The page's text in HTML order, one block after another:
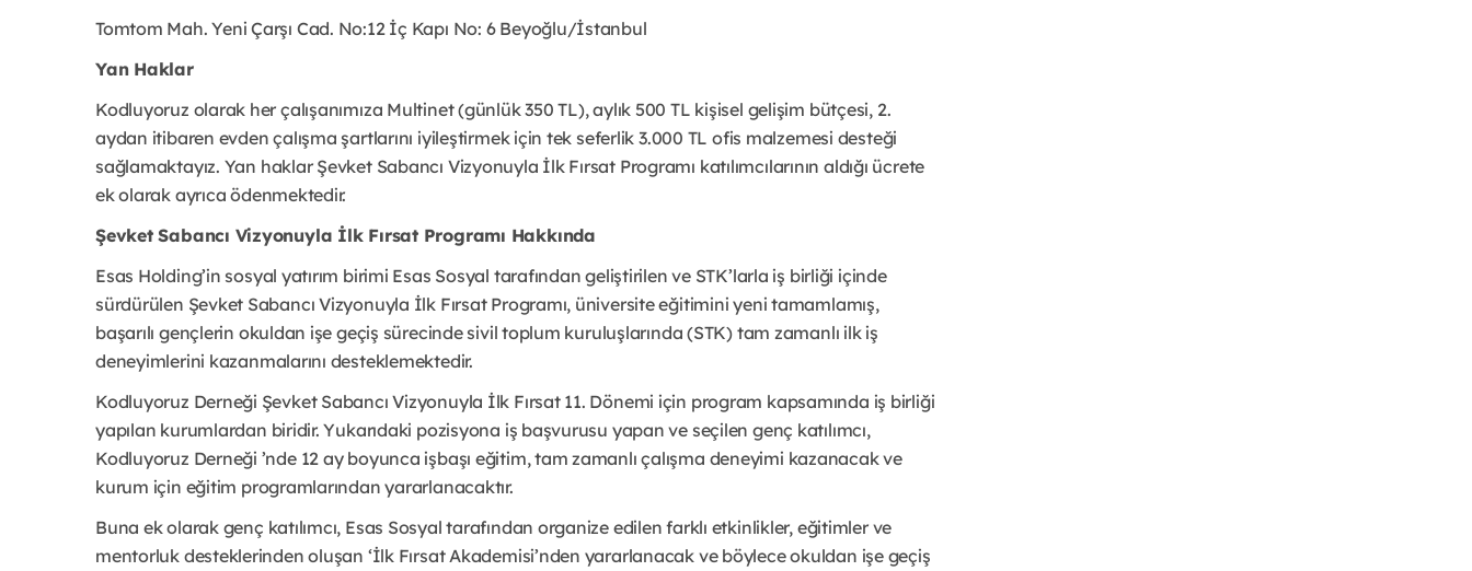
Tomtom Mah. Yeni Çarşı Cad. No:12 İç Kapı No: 6 Beyoğlu/İstanbul
Yan Haklar
Kodluyoruz olarak her çalışanımıza Multinet (günlük 350 TL), aylık 500 TL kişisel gelişim bütçesi, 2.
aydan itibaren evden çalışma şartlarını iyileştirmek için tek seferlik 3.000 TL ofis malzemesi desteği
sağlamaktayız. Yan haklar Şevket Sabancı Vizyonuyla İlk Fırsat Programı katılımcılarının aldığı ücrete
ek olarak ayrıca ödenmektedir.
Şevket Sabancı Vizyonuyla İlk Fırsat Programı Hakkında
Esas Holding’in sosyal yatırım birimi Esas Sosyal tarafından geliştirilen ve STK’larla iş birliği içinde
sürdürülen Şevket Sabancı Vizyonuyla İlk Fırsat Programı, üniversite eğitimini yeni tamamlamış,
başarılı gençlerin okuldan işe geçiş sürecinde sivil toplum kuruluşlarında (STK) tam zamanlı ilk iş
deneyimlerini kazanmalarını desteklemektedir.
Kodluyoruz Derneği Şevket Sabancı Vizyonuyla İlk Fırsat 11. Dönemi için program kapsamında iş birliği
yapılan kurumlardan biridir. Yukarıdaki pozisyona iş başvurusu yapan ve seçilen genç katılımcı,
Kodluyoruz Derneği ’nde 12 ay boyunca işbaşı eğitim, tam zamanlı çalışma deneyimi kazanacak ve
kurum için eğitim programlarından yararlanacaktır.
Buna ek olarak genç katılımcı, Esas Sosyal tarafından organize edilen farklı etkinlikler, eğitimler ve
mentorluk desteklerinden oluşan ‘İlk Fırsat Akademisi’nden yararlanacak ve böylece okuldan işe geçiş